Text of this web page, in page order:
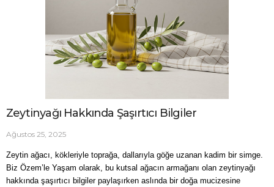
Zeytinyağı Hakkında Şaşırtıcı Bilgiler
Ağustos 25, 2025
Zeytin ağacı, kökleriyle toprağa, dallarıyla göğe uzanan kadim bir simge.
Biz Özem’le Yaşam olarak, bu kutsal ağacın armağanı olan zeytinyağı
hakkında şaşırtıcı bilgiler paylaşırken aslında bir doğa mucizesine